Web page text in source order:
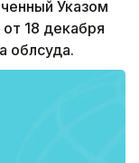
Указом
18 декабря
облсуда.